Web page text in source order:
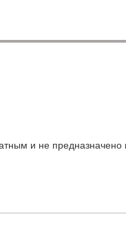
и не предназначено